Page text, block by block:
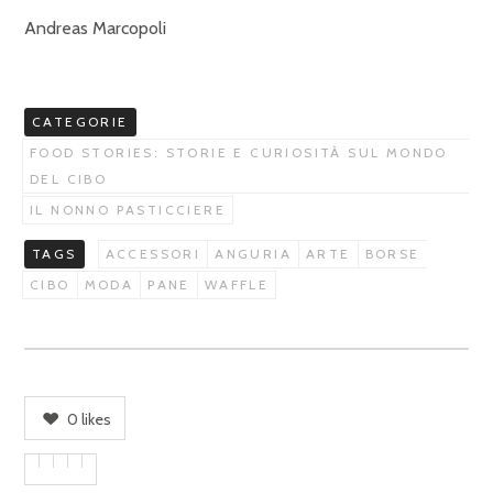
Andreas Marcopoli
CATEGORIE
FOOD STORIES: STORIE E CURIOSITÀ SUL MONDO
DEL CIBO
IL NONNO PASTICCIERE
TAGS ACCESSORI ANGURIA ARTE
BORSE
CIBO
MODA PANE WAFFLE
0 likes